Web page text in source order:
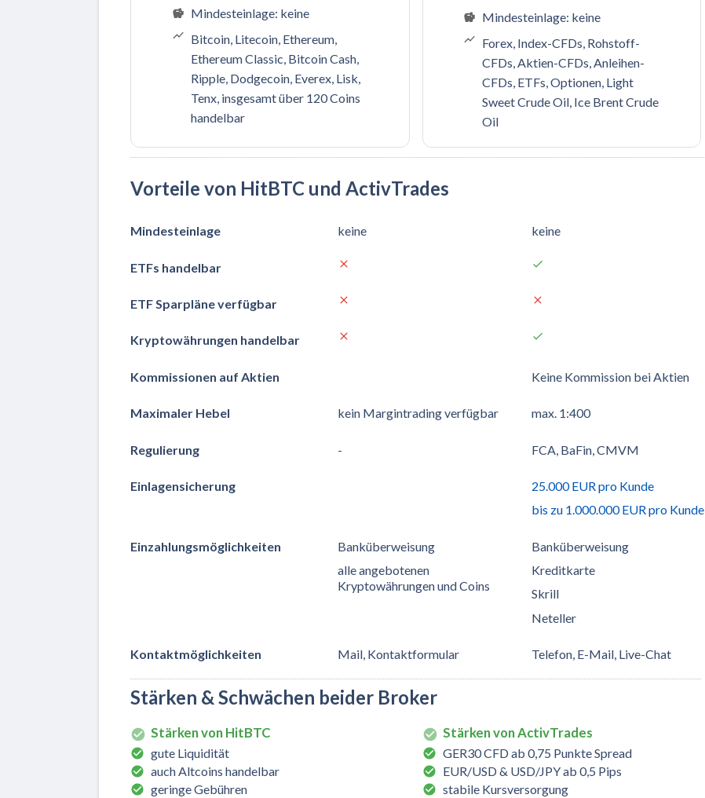
Mindesteinlage: keine
Bitcoin, Litecoin, Ethereum,
Ethereum Classic, Bitcoin Cash,
Ripple, Dodgecoin, Everex, Lisk,
Tenx, insgesamt über 120 Coins
handelbar
Mindesteinlage: keine
Forex, Index-CFDs, Rohstoff-
CFDs, Aktien-CFDs, Anleihen-
CFDs, ETFs, Optionen, Light
Sweet Crude Oil, Ice Brent Crude
Oil
Vorteile von HitBTC und ActivTrades
Mindesteinlage keine keine
ETFs handelbar
ETF Sparpläne verfügbar
Kryptowährungen handelbar
Kommissionen auf Aktien Keine Kommission bei Aktien
Maximaler Hebel kein Margintrading verfügbar max. 1:400
Regulierung - FCA, BaFin, CMVM
Einlagensicherung
25.000 EUR pro Kunde
bis zu 1.000.000 EUR pro Kunde
Einzahlungsmöglichkeiten
Banküberweisung
alle angebotenen
Kryptowährungen und Coins
Banküberweisung
Kreditkarte
Skrill
Neteller
Kontaktmöglichkeiten Mail, Kontaktformular Telefon, E-Mail, Live-Chat
Stärken & Schwächen beider Broker
Stärken von HitBTC
gute Liquidität
auch Altcoins handelbar
geringe Gebühren
Stärken von ActivTrades
GER30 CFD ab 0,75 Punkte Spread
EUR/USD & USD/JPY ab 0,5 Pips
stabile Kursversorgung